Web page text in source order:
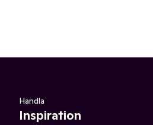
Handla
Inspiration